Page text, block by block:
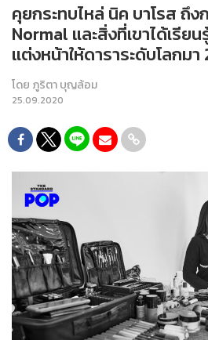
คุยกระทบไหล่ นิค บาโรส ถึง
Normal และสิ่งที่เขาได้เรีย
แต่งหน้าให้ดาราระดับโลกมา
โดย ภูริตา บุญล้อม
25.09.2020